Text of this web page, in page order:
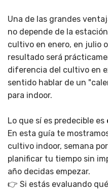
Una de las grandes
no depende de la
cultivo en enero, en julio
resultado será
diferencia del cultivo en
sentido hablar de un
para indoor.
Lo que sí es predecible es
En esta guía te
cultivo indoor, semana
planificar tu tiempo sin
año decidas empezar.
👉 Si estás evaluando